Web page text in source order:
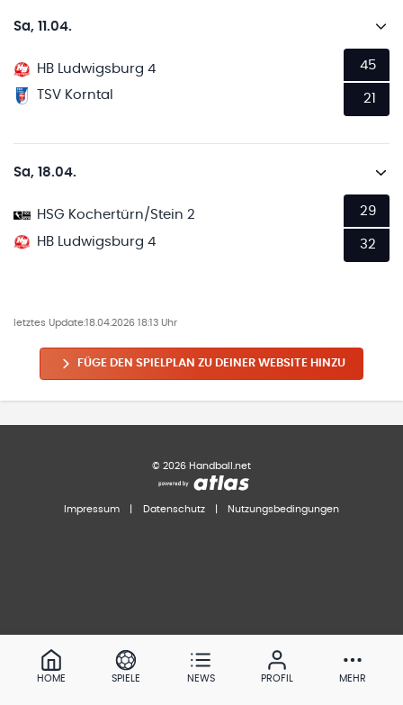
Sa, 11.04.
HB Ludwigsburg 4
TSV Korntal
45
21
Sa, 18.04.
HSG Kochertürn/Stein 2
HB Ludwigsburg 4
29
32
letztes Update: 18.04.2026 18:13 Uhr
FÜGE DEN SPIELPLAN ZU DEINER WEBSITE HINZU
© 2026 Handball.net
Impressum Datenschutz Nutzungsbedingungen
HOME SPIELE NEWS PROFIL MEHR